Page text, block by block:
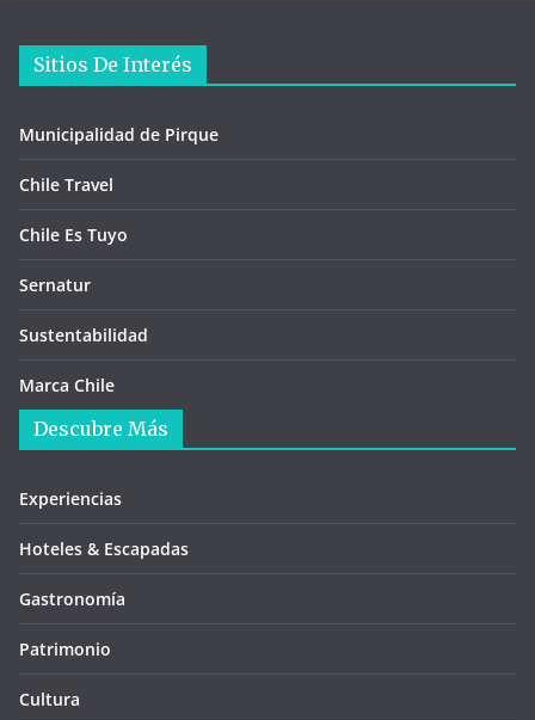
Sitios De Interés
Municipalidad de Pirque
Chile Travel
Chile Es Tuyo
Sernatur
Sustentabilidad
Marca Chile
Descubre Más
Experiencias
Hoteles & Escapadas
Gastronomía
Patrimonio
Cultura